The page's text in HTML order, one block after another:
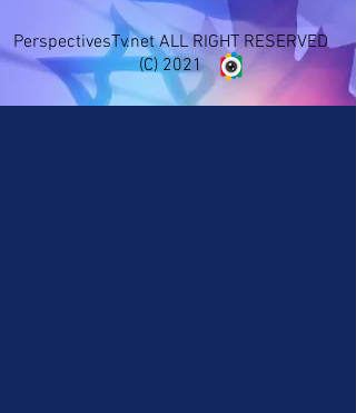
PerspectivesTv.net ALL RIGHT RESERVED
(C) 2021